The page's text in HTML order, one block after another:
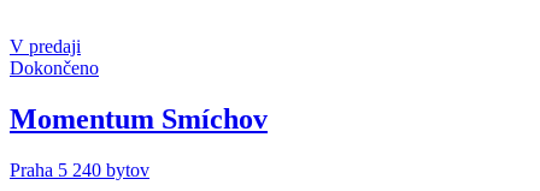
V predaji
Dokončeno
Momentum Smíchov
Praha 5 240 bytov